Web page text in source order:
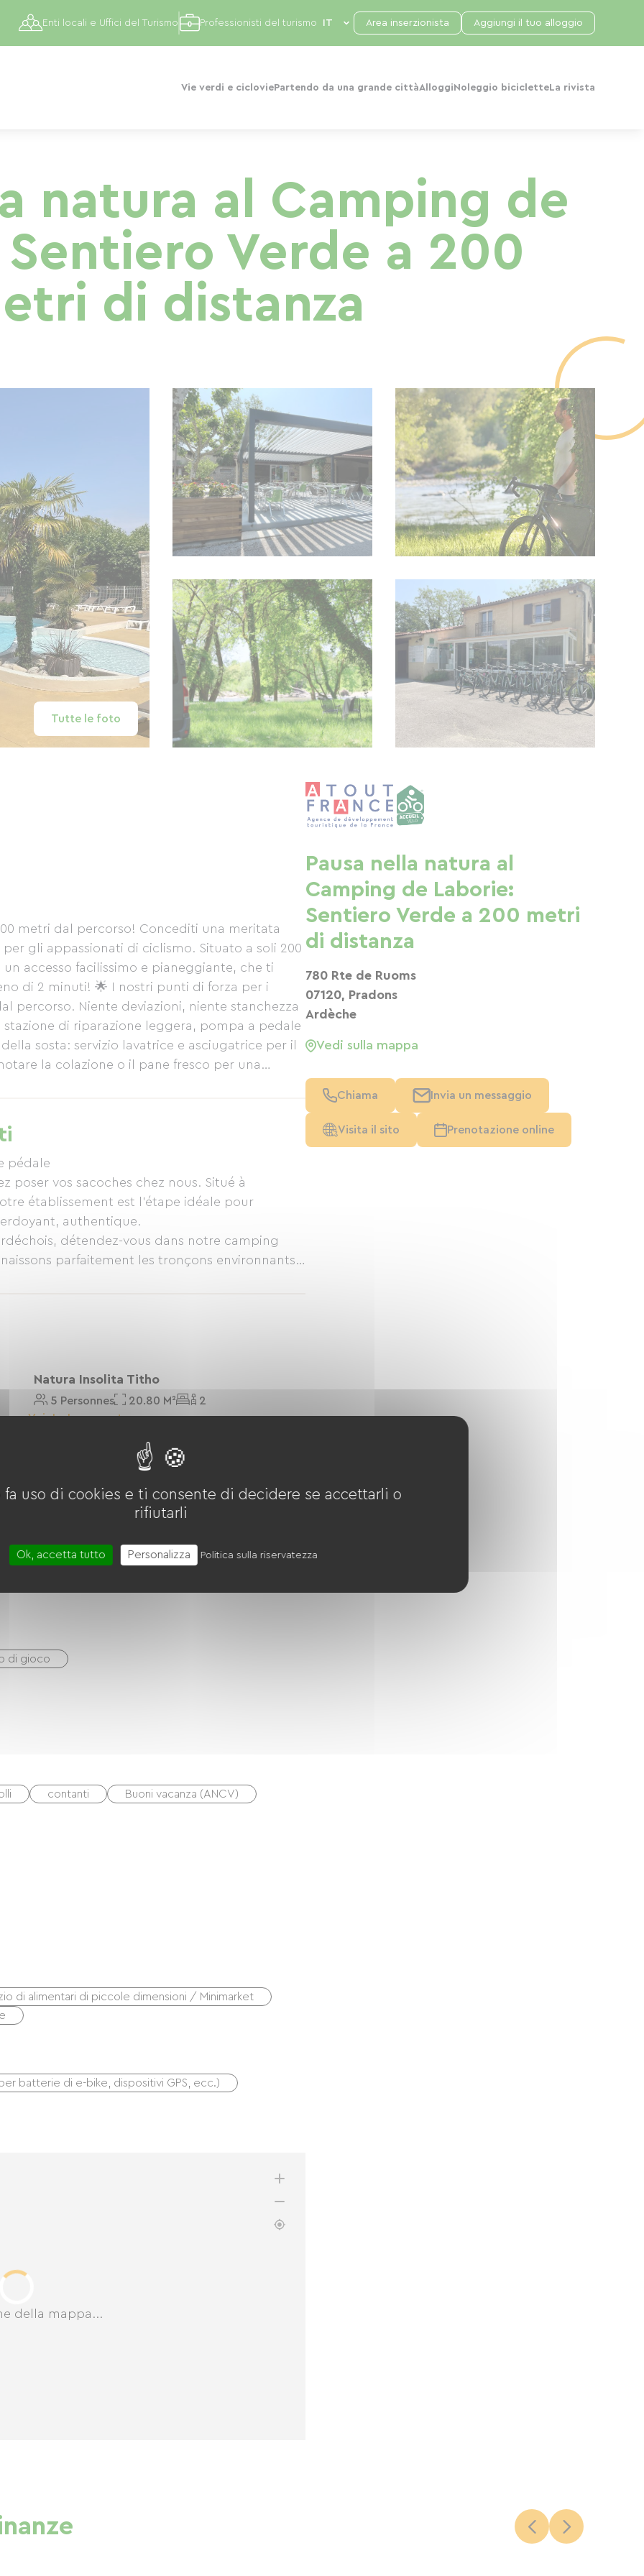
Vie verdi e ciclovie Partendo da una grande cittàAlloggi Noleggio biciclette La rivista
Enti locali e Uffici del Turismo Professionisti del turismo Area inserzionista Aggiungi il tuo alloggio
natura al Camping de
Sentiero Verde a 200
di distanza
Tutte le foto
metri dal percorso! Concediti una meritata
gli appassionati di ciclismo. Situato a soli 200
accesso facilissimo e pianeggiante, che ti
di 2 minuti! 🌟 I nostri punti di forza per i
percorso. Niente deviazioni, niente stanchezza
di riparazione leggera, pompa a pedale
sosta: servizio lavatrice e asciugatrice per il
la colazione o il pane fresco per una
pédale
poser vos sacoches chez nous. Situé à
établissement est l'étape idéale pour
détendez-vous dans notre camping
parfaitement les tronçons environnants
pour un départ en forme.
depuis la voie verte. On s'occupe de tout, vous
Natura Insolita Titho
5 Personnes 20.80 M²
2
Voir Le Logement
Casa Mobile Con Loggia E 2 Camere Da
4 Personnes 24 M²
2
di gioco
contanti Buoni vacanza (ANCV)
di alimentari di piccole dimensioni / Minimarket
batterie di e-bike, dispositivi GPS, ecc.)
della mappa...
Pausa nella natura al
Camping de Laborie:
Sentiero Verde a 200 metri
di distanza
780 Rte de Ruoms
07120, Pradons
Ardèche
Vedi sulla mappa
Chiama Invia un messaggio
Visita il sito Prenotazione online
fa uso di cookies e ti consente di decidere se accettarli o
rifiutarli
Ok, accetta tutto Personalizza Politica sulla riservatezza